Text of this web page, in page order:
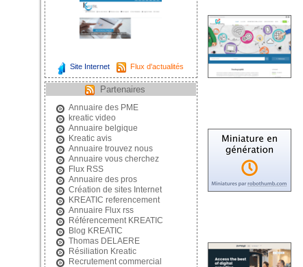
Site Internet Flux d'actualités
Partenaires
Annuaire des PME
kreatic video
Annuaire belgique
Kreatic avis
Annuaire trouvez nous
Annuaire vous cherchez
Flux RSS
Annuaire des pros
Création de sites Internet
KREATIC referencement
Annuaire Flux rss
Référencement KREATIC
Blog KREATIC
Thomas DELAERE
Résiliation Kreatic
Recrutement commercial